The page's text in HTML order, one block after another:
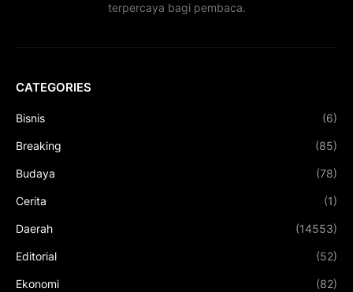
terpercaya bagi pembaca.
CATEGORIES
Bisnis (6)
Breaking (85)
Budaya (78)
Cerita (1)
Daerah (14553)
Editorial (52)
Ekonomi (82)